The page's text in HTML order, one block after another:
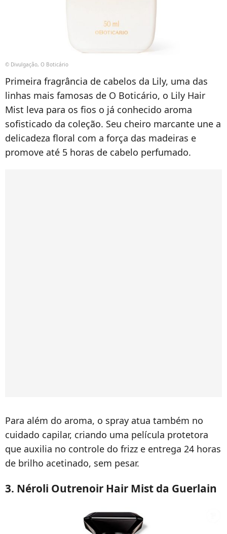
© Divulgação, O Boticário
Primeira fragrância de cabelos da Lily, uma das
linhas mais famosas de O Boticário, o Lily Hair
Mist leva para os fios o já conhecido aroma
sofisticado da coleção. Seu cheiro marcante une a
delicadeza floral com a força das madeiras e
promove até 5 horas de cabelo perfumado.
Para além do aroma, o spray atua também no
cuidado capilar, criando uma película protetora
que auxilia no controle do frizz e entrega 24 horas
de brilho acetinado, sem pesar.
3. Néroli Outrenoir Hair Mist da Guerlain